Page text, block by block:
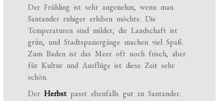
Der Frühling ist sehr angenehm, wenn man
Santander ruhiger erleben möchte. Die
Temperaturen sind milder, die Landschaft ist
grün, und Stadtspaziergänge machen viel Spaß.
Zum Baden ist das Meer oft noch frisch, aber
für Kultur und Ausflüge ist diese Zeit sehr
schön.
DerHerbst passt ebenfalls gut zu Santander.